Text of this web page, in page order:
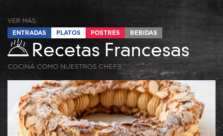
VER MÁS:
ENTRADAS
PLATOS POSTRES BEBIDAS
Recetas Francesas
COCINÁ COMO NUESTROS CHEFS